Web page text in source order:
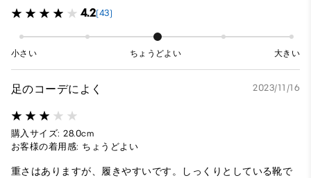
4.2(43)
小さい ちょうどよい 大きい
足のコーデによく 2023/11/16
購入サイズ: 28.0cm
お客様の着用感: ちょうどよい
重さはありますが、履きやすいです。しっくりとしている靴で